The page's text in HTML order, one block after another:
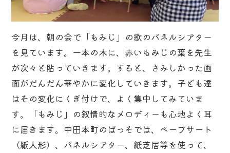
今月は、朝の会で「もみじ」の歌のパネルシアター
を見ています。一本の木に、赤いもみじの葉を先生
が次々と貼っていきます。すると、さみしかった画
面がだんだん華やかに変化していきます。子ども達
はその変化にくぎ付けで、よく集中してみていま
す。「もみじ」の叙情的なメロディーも心地よく耳
に届きます。中田本町のぱっそでは、ペープサート
（紙人形）、パネルシアター、紙芝居等を使って、